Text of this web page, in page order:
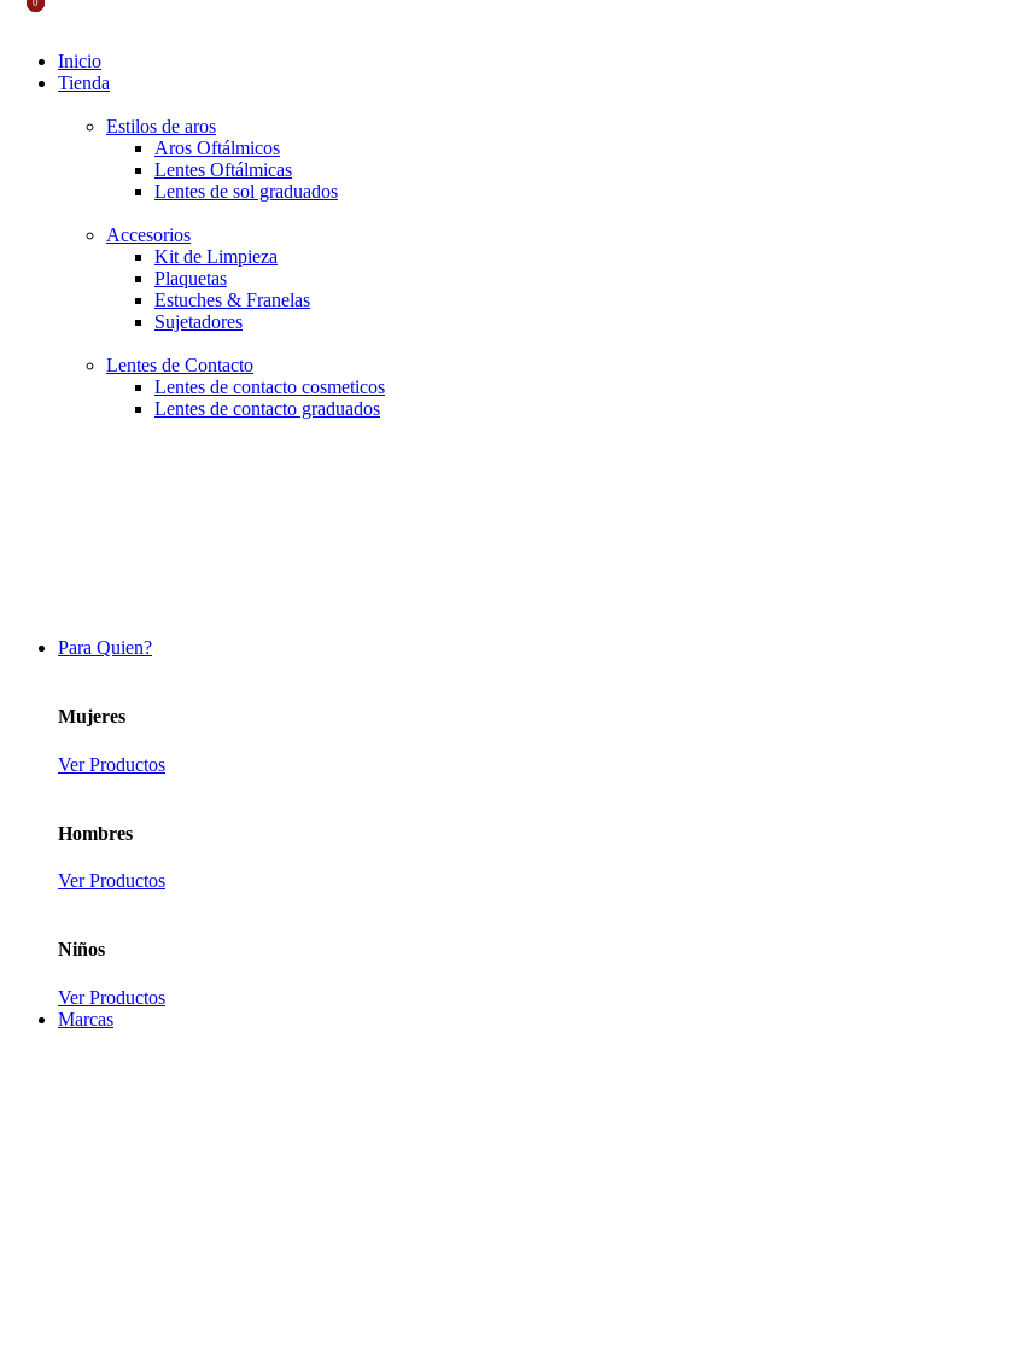
Inicio
Tienda
Estilos de aros
Aros Oftálmicos
Lentes Oftálmicas
Lentes de sol graduados
Accesorios
Kit de Limpieza
Plaquetas
Estuches & Franelas
Sujetadores
Lentes de Contacto
Lentes de contacto cosmeticos
Lentes de contacto graduados
Para Quien?
Mujeres
Ver Productos
Hombres
Ver Productos
Niños
Ver Productos
Marcas
0
0
0